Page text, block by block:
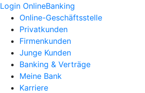
Login OnlineBanking
Online-Geschäftsstelle
Privatkunden
Firmenkunden
Junge Kunden
Banking & Verträge
Meine Bank
Karriere